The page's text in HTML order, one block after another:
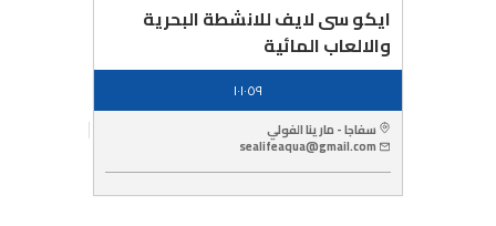
ايكو سى لايف للانشطة البحرية
والالعاب المائية
١٠١٠٥٩
سفاجا - مارينا الفولي
sealifeaqua@gmail.com